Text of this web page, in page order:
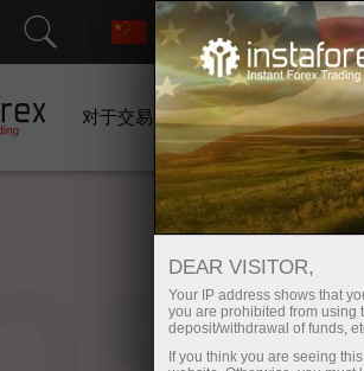
支持
对于交易者
DEAR VISITOR,
Your IP address shows that
you are prohibited from using
deposit/withdrawal of funds,
If you think you are seeing